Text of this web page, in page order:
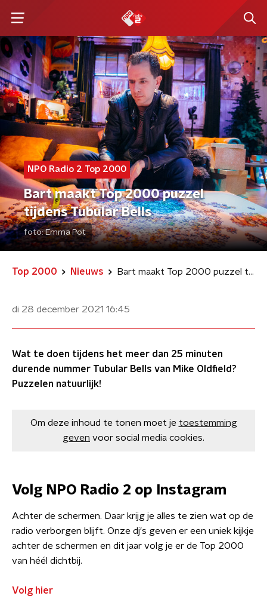
NPO Radio 2 Top 2000
Bart maakt Top 2000 puzzel
tijdens Tubular Bells
foto:Emma Pot
Top 2000 Nieuws Bart maakt Top 2000 puzzel tijdens Tubular Bells
di 28 december 2021 16:45
Wat te doen tijdens het meer dan 25 minuten
durende nummer Tubular Bells van Mike Oldfield?
Puzzelen natuurlijk!
Om deze inhoud te tonen moet je toestemming
geven voor social media cookies.
Volg NPO Radio 2 op Instagram
Achter de schermen​. Daar krijg je alles te zien wat op de
radio verborgen blijft. Onze dj's geven er een uniek kijkje
achter de schermen en dit jaar volg je er de Top 2000
van héél dichtbij.
Volg hier